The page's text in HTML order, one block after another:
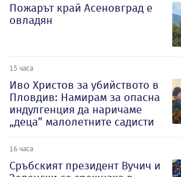
Пожарът край Асеновград е
овладян
15 часа
Иво Христов за убийството в
Пловдив: Намирам за опасна
индулгенция да наричаме
„деца” малолетните садисти
16 часа
Сръбският президент Вучич и